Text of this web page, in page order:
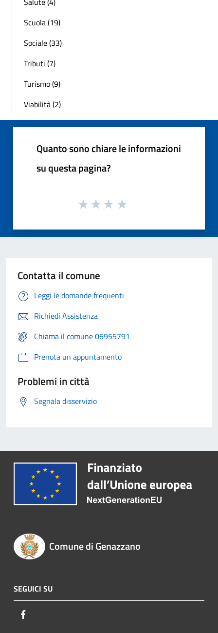
Scuola (19)
Sociale (33)
Tributi (7)
Turismo (9)
Viabilità (2)
Quanto sono chiare le informazioni
su questa pagina?
Contatta il comune
Leggi le domande frequenti
Richiedi Assistenza
Chiama il comune 06955791
Prenota un appuntamento
Problemi in città
Segnala disservizio
Comune di Genazzano
SEGUICI SU